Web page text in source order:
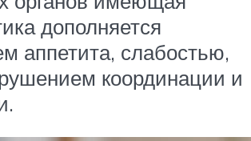
дополняется
аппетита, слабостью,
координации и